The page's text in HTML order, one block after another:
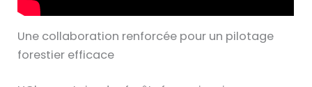
Une collaboration renforcée pour un pilotage
forestier efficace